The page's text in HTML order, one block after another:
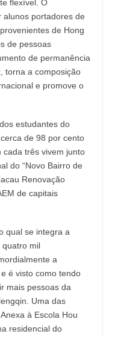
flexível. O
alunos portadores de
de Hong
de pessoas
de permanência
torna a composição
e promove o
estudantes do
de 98 por cento
cada três vivem junto
do “Novo Bairro de
Renovação
de capitais
qual se integra a
quatro mil
a
é visto como tendo
mais pessoas da
Uma das
à Escola Hou
residencial do